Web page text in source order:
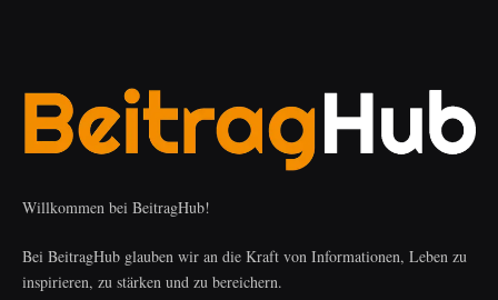
Willkommen bei BeitragHub!
Bei BeitragHub glauben wir an die Kraft von Informationen, Leben zu
inspirieren, zu stärken und zu bereichern.